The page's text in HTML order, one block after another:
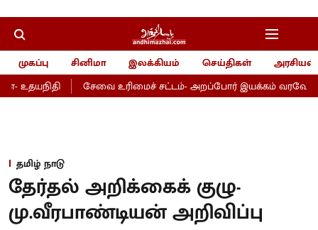
முகப்பு சினிமா இலக்கியம் செய்திகள்
அரசியல்
சேவை உரிமைச் சட்டம்- அறப்போர் இயக்கம் வரவேற்பு!
தமிழ் நாடு
தேர்தல் அறிக்கைக் குழு-
மு.வீரபாண்டியன் அறிவிப்பு